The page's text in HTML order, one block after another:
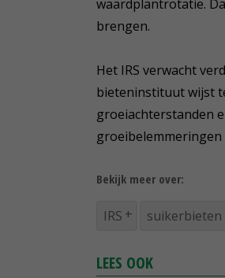
waardplantrotatie.
brengen.
Het IRS verwacht
bieteninstituut wijst
groeiachterstanden
groeibelemmeringen
Bekijk meer over:
IRS suikerbieten
LEES OOK